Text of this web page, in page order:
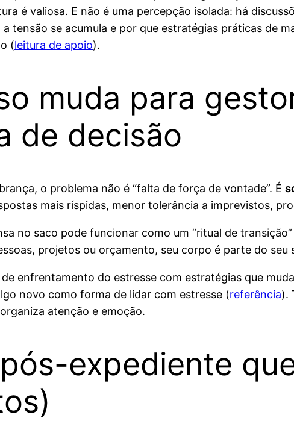
é valiosa. E não é uma percepção isolada: há
tensão se acumula e por que estratégias práticas de
(leitura de apoio).
muda para
de decisão
o problema não é “falta de força de vontade”. É
mais ríspidas, menor tolerância a imprevistos,
no saco pode funcionar como um “ritual de
projetos ou orçamento, seu corpo é parte do
enfrentamento do estresse com estratégias que
novo como forma de lidar com estresse (referência).
atenção e emoção.
expediente